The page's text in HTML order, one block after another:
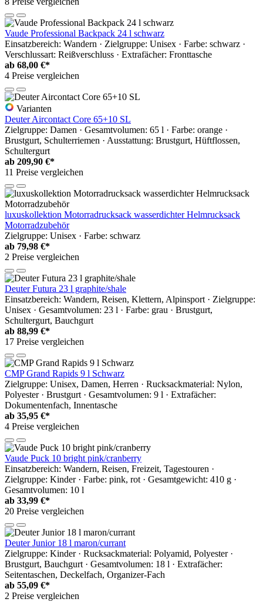
Vaude Professional Backpack 24 l schwarz
Einsatzbereich: Wandern · Zielgruppe: Unisex · Farbe: schwarz ·
Verschlussart: Reißverschluss · Extrafächer: Fronttasche
ab 68,00 €*
4 Preise vergleichen
Varianten
Deuter Aircontact Core 65+10 SL
Zielgruppe: Damen · Gesamtvolumen: 65 l · Farbe: orange ·
Brustgurt, Schulterriemen · Ausstattung: Brustgurt, Hüftflossen,
Schultergurt
ab 209,90 €*
11 Preise vergleichen
luxuskollektion Motorradrucksack wasserdichter Helmrucksack
Motorradzubehör
Zielgruppe: Unisex · Farbe: schwarz
ab 79,98 €*
2 Preise vergleichen
Deuter Futura 23 l graphite/shale
Einsatzbereich: Wandern, Reisen, Klettern, Alpinsport · Zielgruppe:
Unisex · Gesamtvolumen: 23 l · Farbe: grau · Brustgurt,
Schultergurt, Bauchgurt
ab 88,99 €*
17 Preise vergleichen
CMP Grand Rapids 9 l Schwarz
Zielgruppe: Unisex, Damen, Herren · Rucksackmaterial: Nylon,
Polyester · Brustgurt · Gesamtvolumen: 9 l · Extrafächer:
Dokumentenfach, Innentasche
ab 35,95 €*
4 Preise vergleichen
Vaude Puck 10 bright pink/cranberry
Einsatzbereich: Wandern, Reisen, Freizeit, Tagestouren ·
Zielgruppe: Kinder · Farbe: pink, rot · Gesamtgewicht: 410 g ·
Gesamtvolumen: 10 l
ab 33,99 €*
20 Preise vergleichen
Deuter Junior 18 l maron/currant
Zielgruppe: Kinder · Rucksackmaterial: Polyamid, Polyester ·
Brustgurt, Bauchgurt · Gesamtvolumen: 18 l · Extrafächer:
Seitentaschen, Deckelfach, Organizer-Fach
ab 55,09 €*
2 Preise vergleichen